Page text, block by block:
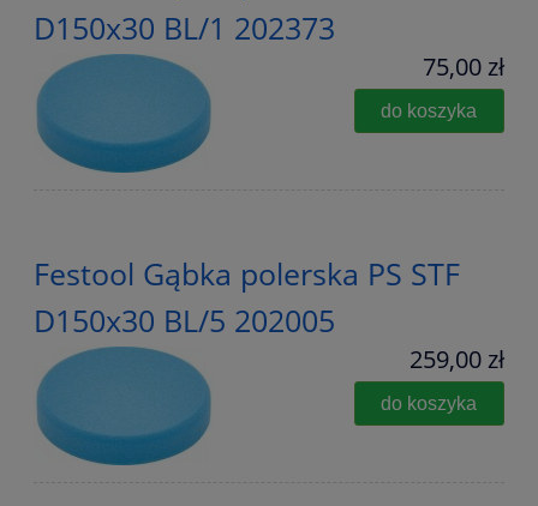
D150x30 BL/1 202373
75,00 zł
do koszyka
Festool Gąbka polerska PS STF
D150x30 BL/5 202005
259,00 zł
do koszyka